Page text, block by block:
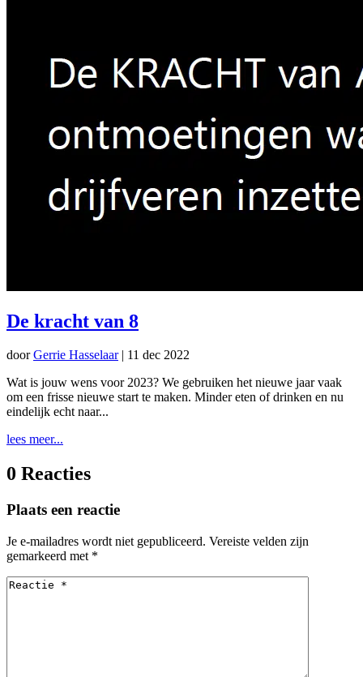
De kracht van 8
doorGerrie Hasselaar| 11 dec 2022
Wat is jouw wens voor 2023? We gebruiken het nieuwe jaar vaak
om een frisse nieuwe start te maken. Minder eten of drinken en nu
eindelijk echt naar...
lees meer...
0 Reacties
Plaats een reactie
Je e-mailadres wordt niet gepubliceerd. Vereiste velden zijn
gemarkeerd met *